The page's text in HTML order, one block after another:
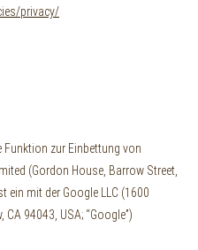
privacy/
Funktion zur Einbettung von
(Gordon House, Barrow Street,
ein mit der Google LLC (1600
94043, USA; “Google”)